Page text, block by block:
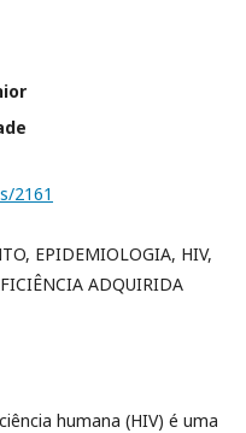
2161
EPIDEMIOLOGIA, HIV,
ADQUIRIDA
humana (HIV) é uma